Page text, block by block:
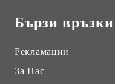
Бързи връзки
Рекламации
За Нас